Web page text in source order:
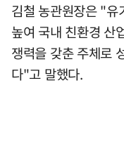
김철 농관원장은 "유
높여 국내 친환경 산
쟁력을 갖춘 주체로
다"고 말했다.